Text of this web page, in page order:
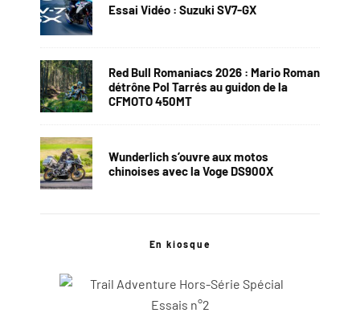
Essai Vidéo : Suzuki SV7-GX
Red Bull Romaniacs 2026 : Mario Roman
détrône Pol Tarrés au guidon de la
CFMOTO 450MT
Wunderlich s’ouvre aux motos
chinoises avec la Voge DS900X
En kiosque